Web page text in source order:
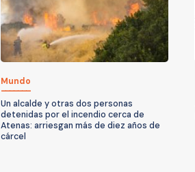
Mundo
Un alcalde y otras dos personas
detenidas por el incendio cerca de
Atenas: arriesgan más de diez años de
cárcel